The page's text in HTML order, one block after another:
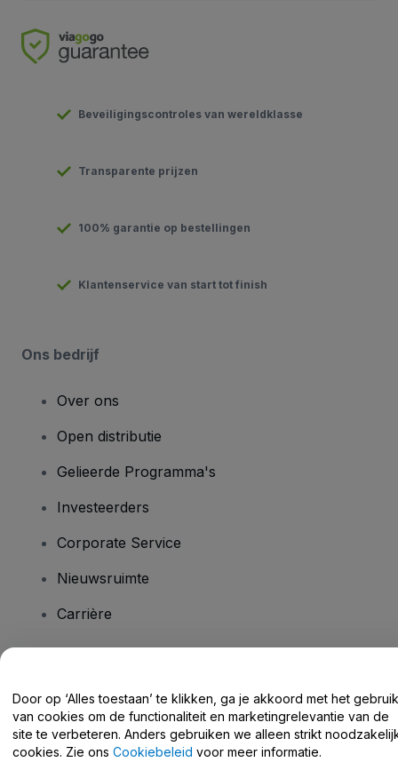
Beveiligingscontroles van wereldklasse
Transparente prijzen
100% garantie op bestellingen
Klantenservice van start tot finish
Ons bedrijf
Over ons
Open distributie
Gelieerde Programma's
Investeerders
Corporate Service
Nieuwsruimte
Carrière
Helpcentrum / Neem Contact Met Ons Op
Door op ‘Alles toestaan’ te klikken, ga je akkoord met het gebruik
van cookies om de functionaliteit en marketingrelevantie van de
site te verbeteren. Anders gebruiken we alleen strikt
cookies. Zie ons Cookiebeleid voor meer informatie.